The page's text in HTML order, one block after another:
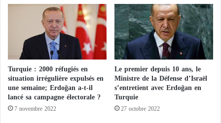
Turquie : 2000 réfugiés en
situation irrégulière expulsés en
une semaine; Erdoğan a-t-il
lancé sa campagne électorale ?
7 novembre 2022
Le premier depuis 10 ans, le
Ministre de la Défense d’Israël
s’entretient avec Erdoğan en
Turquie
27 octobre 2022